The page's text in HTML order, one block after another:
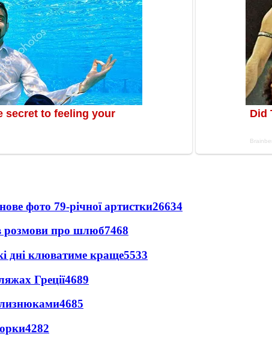
фото 79-річної артистки26634
розмови про шлюб7468
дні клюватиме краще5533
Греції4689
4685
4282